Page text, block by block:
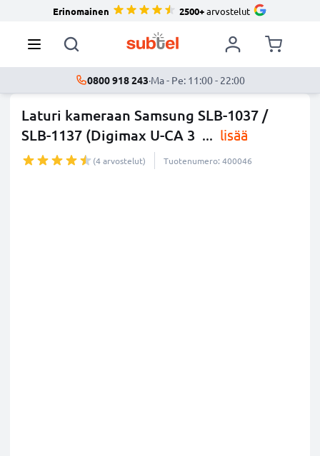
Erinomainen 2500+arvostelut
0800 918 243·Ma - Pe: 11:00 - 22:00
Laturi kameraan Samsung SLB-1037 /
SLB-1137 (Digimax U-CA 3 ... lisää
(4 arvostelut) Tuotenumero: 400046